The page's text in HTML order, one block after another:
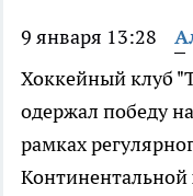
9 января 13:28
Хоккейный клуб
одержал победу
рамках